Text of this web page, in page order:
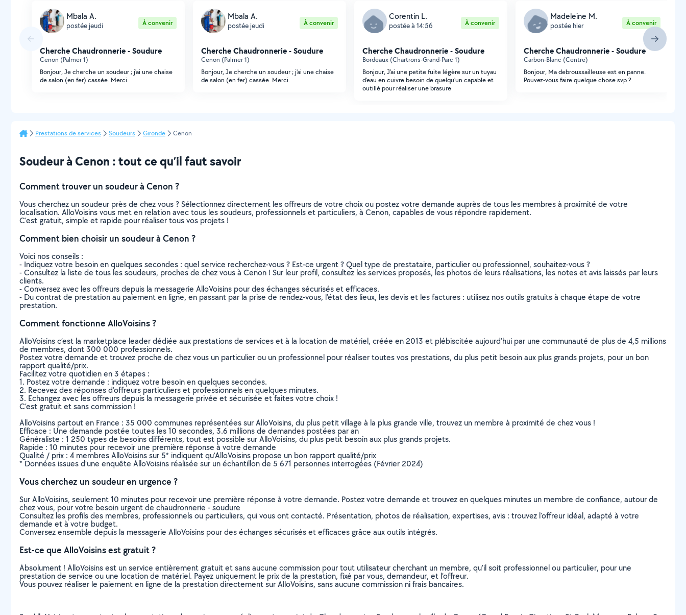
Mbala A.
postée jeudi À convenir
Cherche Chaudronnerie - Soudure
Cenon (Palmer 1)
Bonjour, Je cherche un soudeur ; j'ai une chaise
de salon (en fer) cassée. Merci.
Mbala A.
postée jeudi À convenir
Cherche Chaudronnerie - Soudure
Cenon (Palmer 1)
Bonjour, Je cherche un soudeur ; j'ai une chaise
de salon (en fer) cassée. Merci.
Corentin L.
postée à 14:56 À convenir
Cherche Chaudronnerie - Soudure
Bordeaux (Chartrons-Grand-Parc 1)
Bonjour, J'ai une petite fuite légère sur un tuyau
d'eau en cuivre besoin de quelqu'un capable et
outillé pour réaliser une brasure
Madeleine M.
postée hier À convenir
Cherche Chaudronnerie - Soudure
Carbon-Blanc (Centre)
Bonjour, Ma debroussailleuse est en panne.
Pouvez-vous faire quelque chose svp ?
Prestations de services Soudeurs Gironde Cenon
Soudeur à Cenon : tout ce qu’il faut savoir
Comment trouver un soudeur à Cenon ?
Vous cherchez un soudeur près de chez vous ? Sélectionnez directement les offreurs de votre choix ou postez votre demande auprès de tous les membres à proximité de votre
localisation. AlloVoisins vous met en relation avec tous les soudeurs, professionnels et particuliers, à Cenon, capables de vous répondre rapidement.
C’est gratuit, simple et rapide pour réaliser tous vos projets !
Comment bien choisir un soudeur à Cenon ?
Voici nos conseils :
- Indiquez votre besoin en quelques secondes : quel service recherchez-vous ? Est-ce urgent ? Quel type de prestataire, particulier ou professionnel, souhaitez-vous ?
- Consultez la liste de tous les soudeurs, proches de chez vous à Cenon ! Sur leur profil, consultez les services proposés, les photos de leurs réalisations, les notes et avis laissés par leurs
clients.
- Conversez avec les offreurs depuis la messagerie AlloVoisins pour des échanges sécurisés et efficaces.
- Du contrat de prestation au paiement en ligne, en passant par la prise de rendez-vous, l’état des lieux, les devis et les factures : utilisez nos outils gratuits à chaque étape de votre
prestation.
Comment fonctionne AlloVoisins ?
AlloVoisins c’est la marketplace leader dédiée aux prestations de services et à la location de matériel, créée en 2013 et plébiscitée aujourd’hui par une communauté de plus de 4,5 millions
de membres, dont 300 000 professionnels.
Postez votre demande et trouvez proche de chez vous un particulier ou un professionnel pour réaliser toutes vos prestations, du plus petit besoin aux plus grands projets, pour un bon
rapport qualité/prix.
Facilitez votre quotidien en 3 étapes :
1. Postez votre demande : indiquez votre besoin en quelques secondes.
2. Recevez des réponses d’offreurs particuliers et professionnels en quelques minutes.
3. Echangez avec les offreurs depuis la messagerie privée et sécurisée et faites votre choix !
C’est gratuit et sans commission !
AlloVoisins partout en France : 35 000 communes représentées sur AlloVoisins, du plus petit village à la plus grande ville, trouvez un membre à proximité de chez vous !
Efficace : Une demande postée toutes les 10 secondes, 3.6 millions de demandes postées par an
Généraliste : 1 250 types de besoins différents, tout est possible sur AlloVoisins, du plus petit besoin aux plus grands projets.
Rapide : 10 minutes pour recevoir une première réponse à votre demande
Qualité / prix : 4 membres AlloVoisins sur 5* indiquent qu’AlloVoisins propose un bon rapport qualité/prix
* Données issues d’une enquête AlloVoisins réalisée sur un échantillon de 5 671 personnes interrogées (Février 2024)
Vous cherchez un soudeur en urgence ?
Sur AlloVoisins, seulement 10 minutes pour recevoir une première réponse à votre demande. Postez votre demande et trouvez en quelques minutes un membre de confiance, autour de
chez vous, pour votre besoin urgent de chaudronnerie - soudure
Consultez les profils des membres, professionnels ou particuliers, qui vous ont contacté. Présentation, photos de réalisation, expertises, avis : trouvez l'offreur idéal, adapté à votre
demande et à votre budget.
Conversez ensemble depuis la messagerie AlloVoisins pour des échanges sécurisés et efficaces grâce aux outils intégrés.
Est-ce que AlloVoisins est gratuit ?
Absolument ! AlloVoisins est un service entièrement gratuit et sans aucune commission pour tout utilisateur cherchant un membre, qu’il soit professionnel ou particulier, pour une
prestation de service ou une location de matériel. Payez uniquement le prix de la prestation, fixé par vous, demandeur, et l’offreur.
Vous pouvez réaliser le paiement en ligne de la prestation directement sur AlloVoisins, sans aucune commission ni frais bancaires.